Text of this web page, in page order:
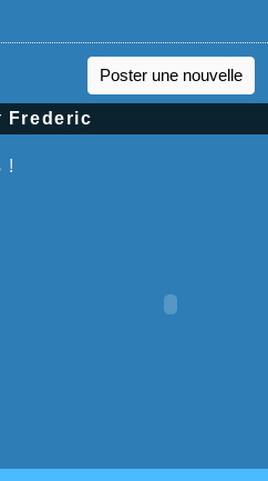
Poster une nouvelle
Frederic
!